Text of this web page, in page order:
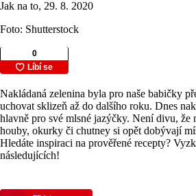
Jak na to, 29. 8. 2020
Foto: Shutterstock
Nakládaná zelenina byla pro naše babičky
uchovat sklizeň až do dalšího roku. Dnes
hlavně pro své mlsné jazýčky. Není divu, že
houby, okurky či chutney si opět dobývají
Hledáte inspiraci na prověřené recepty?
následujících!